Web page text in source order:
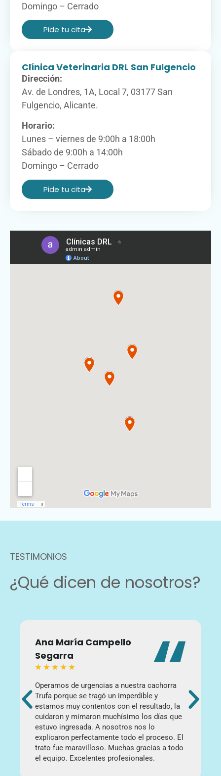
Domingo – Cerrado
Pide tu cita​
Clínica Veterinaria DRL San Fulgencio
Dirección:
Av. de Londres, 1A, Local 7, 03177 San
Fulgencio, Alicante.
Horario:
Lunes – viernes de 9:00h a 18:00h
Sábado de 9:00h a 14:00h
Domingo – Cerrado
Pide tu cita​
TESTIMONIOS
¿Qué dicen de nosotros?
Ana María Campello
Segarra
★ ★ ★ ★ ★
Operamos de urgencias a nuestra cachorra
Trufa porque se tragó un imperdible y
estamos muy contentos con el resultado, la
cuidaron y mimaron muchísimo los días que
estuvo ingresada. A nosotros nos lo
explicaron perfectamente todo el proceso. El
trato fue maravilloso. Muchas gracias a todo
el equipo. Excelentes profesionales.